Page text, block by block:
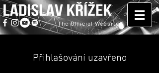
The Official Website
Přihlašování uzavřeno